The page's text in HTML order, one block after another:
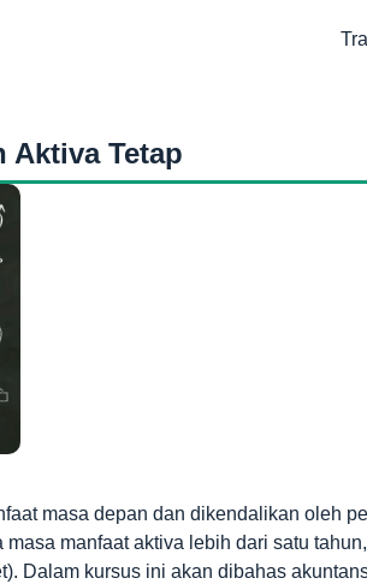
Aktiva Tetap
masa depan dan dikendalikan oleh
manfaat aktiva lebih dari satu
Dalam kursus ini akan dibahas